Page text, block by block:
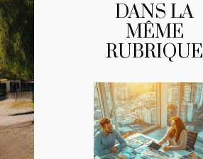
DANS LA
MÊME
RUBRIQUE